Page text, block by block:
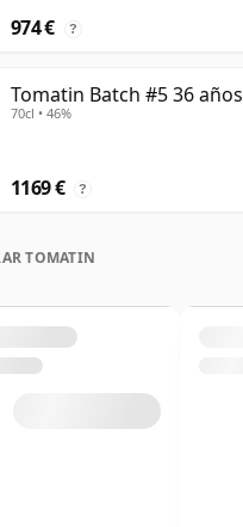
974 € ?
Tomatin Batch #5 36 años
70cl • 46%
1169 € ?
TOMATIN